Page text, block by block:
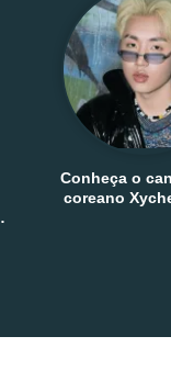
Conheça o
coreano